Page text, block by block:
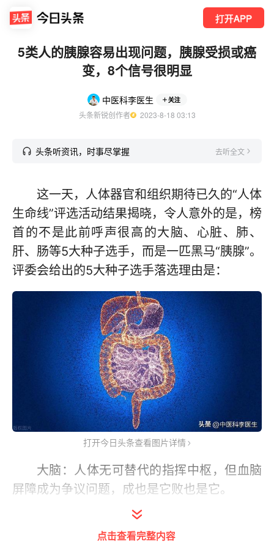
打开APP
5类人的胰腺容易出现问题，胰腺受损或癌
变，8个信号很明显
中医科李医生 关注
头条新锐创作者
  2023-8-18 03:13
头条听资讯，时事尽掌握 去听全文
这一天，人体器官和组织期待已久的“人体
生命线”评选活动结果揭晓，令人意外的是，榜
首的不是此前呼声很高的大脑、心脏、肺、
肝、肠等5大种子选手，而是一匹黑马“胰腺”。
评委会给出的5大种子选手落选理由是：
打开今日头条查看图片详情
大脑：人体无可替代的指挥中枢，但血脑
屏障成为争议问题，成也是它败也是它。
心脏：人体必不可少的发动机，但科学家
已发明人工心脏，遗憾退出。
点击查看完整内容